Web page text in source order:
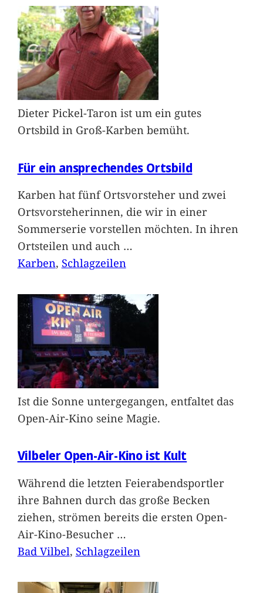
Dieter Pickel-Taron ist um ein gutes
Ortsbild in Groß-Karben bemüht.
Für ein ansprechendes Ortsbild
Karben hat fünf Ortsvorsteher und zwei
Ortsvorsteherinnen, die wir in einer
Sommerserie vorstellen möchten. In ihren
Ortsteilen und auch …
Karben, Schlagzeilen
Ist die Sonne untergegangen, entfaltet das
Open-Air-Kino seine Magie.
Vilbeler Open-Air-Kino ist Kult
Während die letzten Feierabendsportler
ihre Bahnen durch das große Becken
ziehen, strömen bereits die ersten Open-
Air-Kino-Besucher …
Bad Vilbel, Schlagzeilen